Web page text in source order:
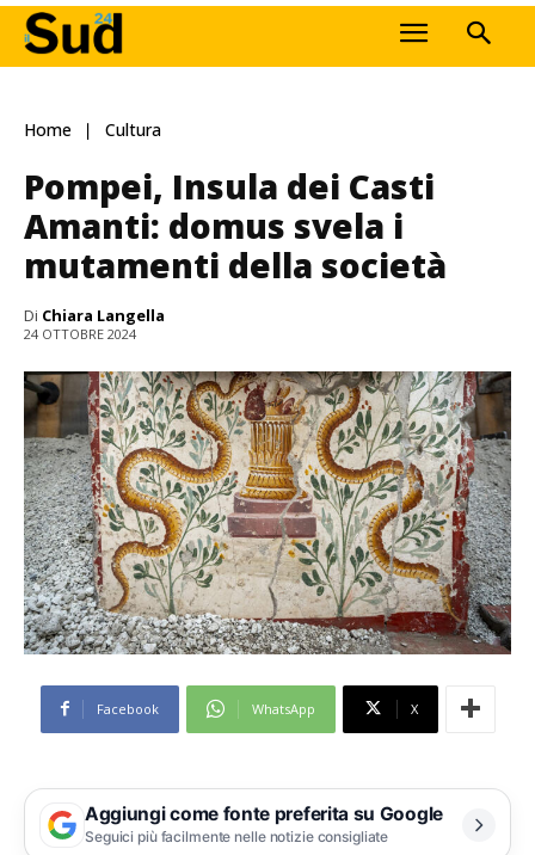
Home Cultura
Pompei, Insula dei Casti
Amanti: domus svela i
mutamenti della società
Di Chiara Langella
24 OTTOBRE 2024
Facebook WhatsApp X
Aggiungi come fonte preferita su Google
Seguici più facilmente nelle notizie consigliate